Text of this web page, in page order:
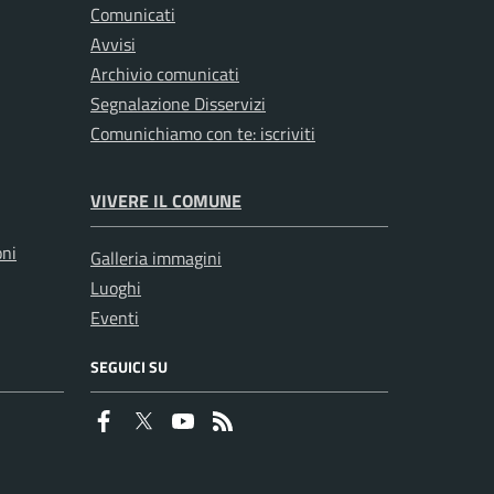
Comunicati
Avvisi
Archivio comunicati
Segnalazione Disservizi
Comunichiamo con te: iscriviti
VIVERE IL COMUNE
Galleria immagini
Luoghi
Eventi
SEGUICI SU
Faceboook
Twitter Youtube